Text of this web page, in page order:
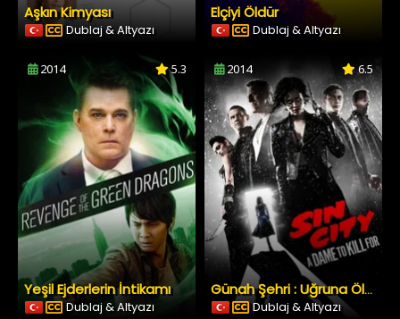
Aşkın Kimyası
Dublaj & Altyazı
Elçiyi Öldür
Dublaj & Altyazı
2014 5.3
Yeşil Ejderlerin İntikamı
Dublaj & Altyazı
2014 6.5
Günah Şehri : Uğruna Öldürülecek Kadın
Dublaj & Altyazı